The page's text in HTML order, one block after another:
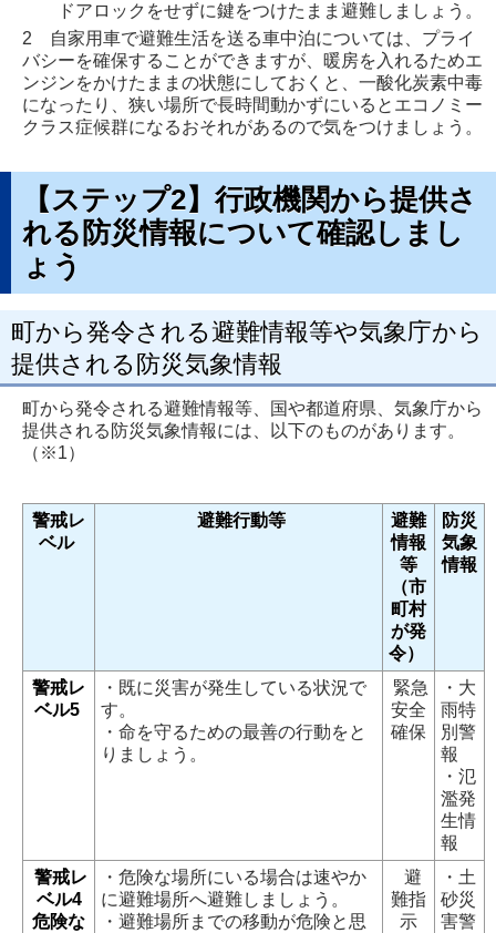
ドアロックをせずに鍵をつけたまま避難しましょう。
2 自家用車で避難生活を送る車中泊については、プライ
バシーを確保することができますが、暖房を入れるためエ
ンジンをかけたままの状態にしておくと、一酸化炭素中毒
になったり、狭い場所で長時間動かずにいるとエコノミー
クラス症候群になるおそれがあるので気をつけましょう。
【ステップ2】行政機関から提供さ
れる防災情報について確認しまし
ょう
町から発令される避難情報等や気象庁から
提供される防災気象情報
町から発令される避難情報等、国や都道府県、気象庁から
提供される防災気象情報には、以下のものがあります。
（※1）
警戒レ
ベル
避難行動等
避難
情報
等
（市
町村
が発
令）
防災
気象
情報
警戒レ
ベル5
・既に災害が発生している状況で
す。
・命を守るための最善の行動をと
りましょう。
緊急
安全
確保
・大
雨特
別警
報
・氾
濫発
生情
報
警戒レ
ベル4
危険な
・危険な場所にいる場合は速やか
に避難場所へ避難しましょう。
・避難場所までの移動が危険と思
避
難指
示
・土
砂災
害警